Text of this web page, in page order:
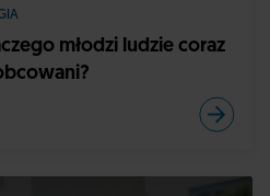
młodzi ludzie coraz